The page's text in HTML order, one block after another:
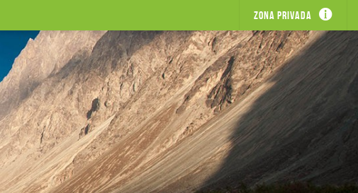
Zona privada